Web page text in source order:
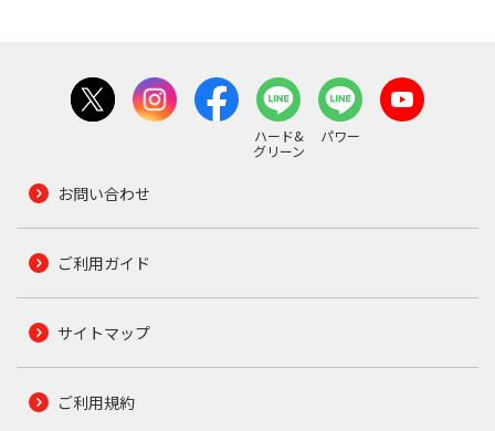
ハード&
グリーン
パワー
お問い合わせ
ご利用ガイド
サイトマップ
ご利用規約